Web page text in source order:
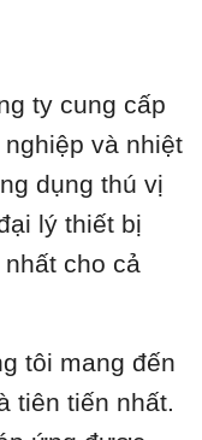
ty cung cấp
và nhiệt
dụng thú vị
lý thiết bị
cho cả
tôi mang đến
tiên tiến nhất.